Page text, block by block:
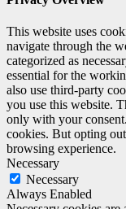
This website uses
navigate through the
categorized as
essential for the
also use third-party
you use this website.
only with your
cookies. But opting
browsing experience.
Necessary
Necessary
Always Enabled